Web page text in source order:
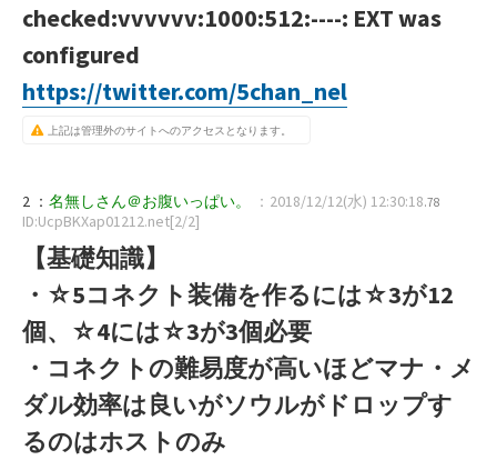
checked:vvvvvv:1000:512:----: EXT was
configured
https://twitter.com/5chan_nel
上記は管理外のサイトへのアクセスとなります。
2 ： 名無しさん＠お腹いっぱい。 ：2018/12/12(水) 12:30:18.78
ID:UcpBKXap01212.net[2/2]
【基礎知識】
・☆5コネクト装備を作るには☆3が12
個、☆4には☆3が3個必要
・コネクトの難易度が高いほどマナ・メ
ダル効率は良いがソウルがドロップす
るのはホストのみ